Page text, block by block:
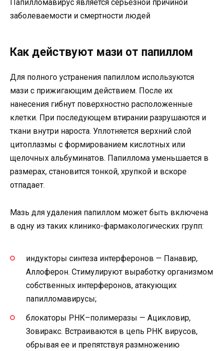
Папилломавирус является серьезной причиной
заболеваемости и смертности людей
Как действуют мази от папиллом
Для полного устранения папиллом используются
мази с прижигающим действием. После их
нанесения гибнут поверхностно расположенные
клетки. При последующем втирании разрушаются и
ткани внутри нароста. Уплотняется верхний слой
цитоплазмы с формированием кислотных или
щелочных альбуминатов. Папиллома уменьшается в
размерах, становится тонкой, хрупкой и вскоре
отпадает.
Мазь для удаления папиллом может быть включена
в одну из таких клинико-фармакологических групп:
индукторы синтеза интерферонов — Панавир,
Аллоферон. Стимулируют выработку организмом
собственных интерферонов, атакующих
папилломавирусы;
блокаторы РНК–полимеразы — Ацикловир,
Зовиракс. Встраиваются в цепь РНК вирусов,
обрывая ее и препятствуя размножению